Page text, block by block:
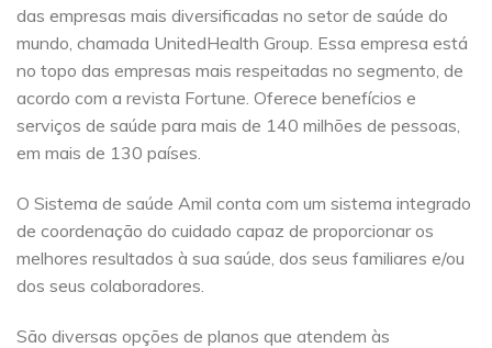
das empresas mais diversificadas no setor de saúde do
mundo, chamada UnitedHealth Group. Essa empresa está
no topo das empresas mais respeitadas no segmento, de
acordo com a revista Fortune. Oferece benefícios e
serviços de saúde para mais de 140 milhões de pessoas,
em mais de 130 países.
O Sistema de saúde Amil conta com um sistema integrado
de coordenação do cuidado capaz de proporcionar os
melhores resultados à sua saúde, dos seus familiares e/ou
dos seus colaboradores.
São diversas opções de planos que atendem às